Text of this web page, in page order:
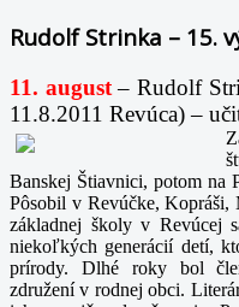
Rudolf Strinka – 15.
11. august – Rudolf
11.8.2011 Revúca) –
Banskej Štiavnici, potom na
Pôsobil v Revúčke,
základnej školy v Revúcej
niekoľkých generácií detí,
prírody. Dlhé roky bol
združení v rodnej obci.